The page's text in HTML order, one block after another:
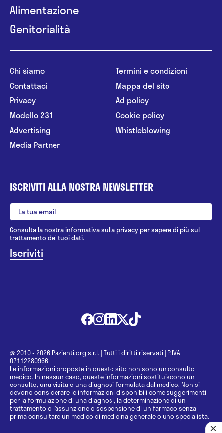
Alimentazione
Genitorialità
Chi siamo
Contattaci
Privacy
Modello 231
Advertising
Media Partner
Termini e condizioni
Mappa del sito
Ad policy
Cookie policy
Whistleblowing
ISCRIVITI ALLA NOSTRA NEWSLETTER
Consulta la nostrainformativa sulla privacy per sapere di più sul
trattamento dei tuoi dati.
@ 2010 - 2026 Pazienti.org s.r.l. | Tutti i diritti riservati | P.IVA
07112280966
Le informazioni proposte in questo sito non sono un consulto
medico. In nessun caso, queste informazioni sostituiscono un
consulto, una visita o una diagnosi formulata dal medico. Non si
devono considerare le informazioni disponibili come suggerimenti
per la formulazione di una diagnosi, la determinazione di un
trattamento o l’assunzione o sospensione di un farmaco senza
prima consultare un medico di medicina generale o uno specialista.